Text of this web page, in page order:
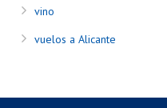
vino
vuelos a Alicante